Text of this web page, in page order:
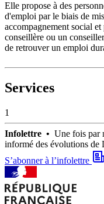
Elle propose à des
d'emploi par le biais de
accompagnement social
conseillère ou un
de retrouver un emploi
Services
1
Infolettre • Une fois par
informé des évolutions de
S’abonner à l’infolettre